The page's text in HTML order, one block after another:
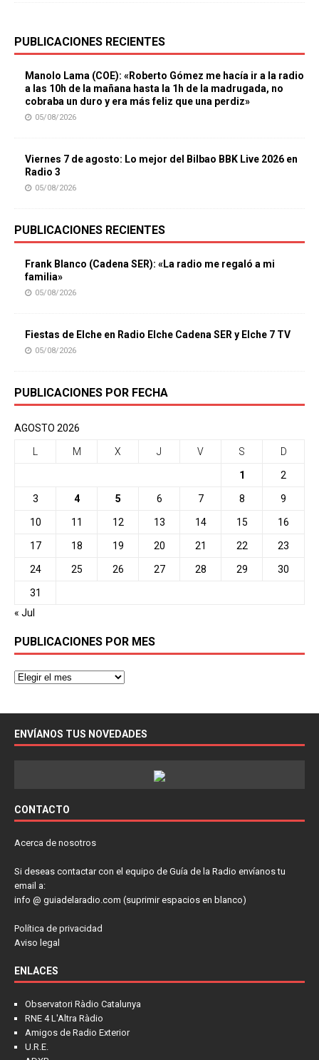
PUBLICACIONES RECIENTES
Manolo Lama (COE): «Roberto Gómez me hacía ir a la radio
a las 10h de la mañana hasta la 1h de la madrugada, no
cobraba un duro y era más feliz que una perdiz»
05/08/2026
Viernes 7 de agosto: Lo mejor del Bilbao BBK Live 2026 en
Radio 3
05/08/2026
PUBLICACIONES RECIENTES
Frank Blanco (Cadena SER): «La radio me regaló a mi
familia»
05/08/2026
Fiestas de Elche en Radio Elche Cadena SER y Elche 7 TV
05/08/2026
PUBLICACIONES POR FECHA
AGOSTO 2026
M X J V S D
1 2
3 4 5 6 7 8 9
10 11 12 13 14 15 16
17 18 19 20 21 22 23
24 25 26 27 28 29 30
31
« Jul
PUBLICACIONES POR MES
ENVÍANOS TUS NOVEDADES
CONTACTO
Acerca de nosotros
Si deseas contactar con el equipo de Guía de la Radio envíanos tu
email a:
info @ guiadelaradio.com (suprimir espacios en blanco)
Política de privacidad
Aviso legal
ENLACES
Observatori Ràdio Catalunya
RNE 4 L'Altra Ràdio
Amigos de Radio Exterior
U.R.E.